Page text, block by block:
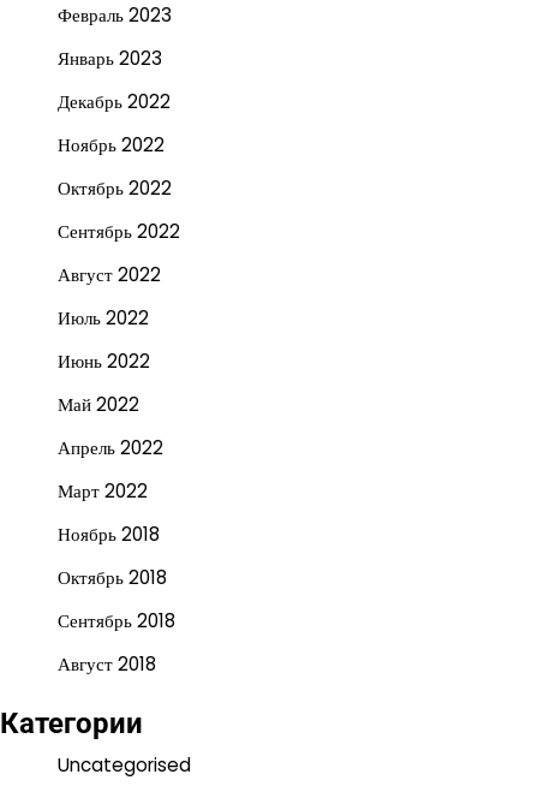
Февраль 2023
Январь 2023
Декабрь 2022
Ноябрь 2022
Октябрь 2022
Сентябрь 2022
Август 2022
Июль 2022
Июнь 2022
Май 2022
Апрель 2022
Март 2022
Ноябрь 2018
Октябрь 2018
Сентябрь 2018
Август 2018
Категории
Uncategorised